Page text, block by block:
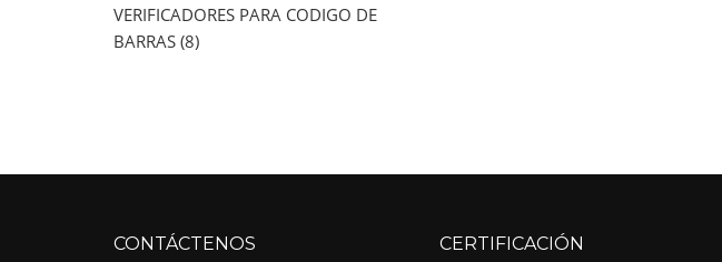
VERIFICADORES PARA CODIGO DE
BARRAS (8)
CONTÁCTENOS CERTIFICACIÓN